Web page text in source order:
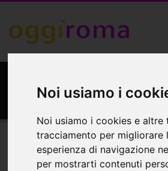
Noi usiamo i
Noi usiamo i cookies e altre
tracciamento per migliorare
esperienza di navigazione
per mostrarti contenuti
Villa
Eventi Mappa